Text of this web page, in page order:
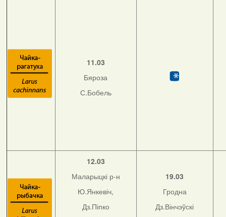
11.03
Бяроза
С.Бобель
12.03
Маларыцкі р-н
Ю.Янкевіч,
Дз.Піпко
19.03
Гродна
Дз.Вінчэўскі